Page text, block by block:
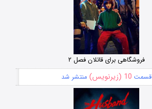
فروشگاهی برای قاتلان فصل ۲
قسمت 10 (زیرنویس) منتشر شد